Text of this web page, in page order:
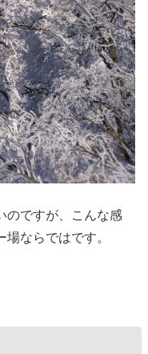
のですが、こんな感
ならではです。